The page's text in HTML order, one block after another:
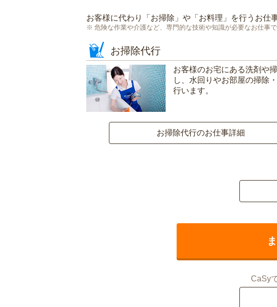
お客様に代わり「 お掃除 」や「 お料理 」を行うお仕
危険な作業や介護など、専門的な技術や知識が必要なお仕事で
お掃除代行
お客様のお宅にある洗剤や
し、水回りやお部屋の掃除
行います。
お掃除代行のお仕事詳細
CaSy